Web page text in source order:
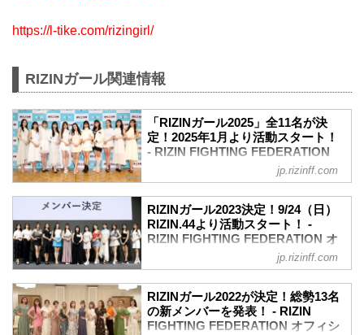
https://l-tike.com/rizingirl/
RIZINガール関連情報
「RIZINガール2025」全11名が決
定！2025年1月より活動スタート！
- RIZIN FIGHTING FEDERATION
る「RIZINガール2025」のメンバーが決
定したぞ！
応募総数約400名の中から、一次、二次審
んと11名！彼女たちの初舞台は、来年
2025年1月からスタート！
リングを華麗に彩る「RIZINガール
2025」を、みんなで応援しよう！
RIZINガール2025 任期
jp.rizinff.com
RIZINガール2023決定！9/24（日）
RIZIN.44より活動スタート！ -
RIZIN FIGHTING FEDERATION オ
る「RIZINガール2023」のメンバーが決
定したぞ！これまでのRIZINガールのコン
セプトから一転、「歌」と「ダンス」を
jp.rizinff.com
RIZINガール2022が決定！総勢13名
の新メンバーを発表！ - RIZIN
FIGHTING FEDERATION オフィシ